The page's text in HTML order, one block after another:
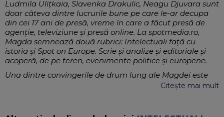
Ludmila Ulițkaia, Slavenka Drakulic, Neagu Djuvara sunt
doar câteva dintre lucrurile bune pe care le-ar decupa
din cei 17 ani de presă, vreme în care a făcut presă de
agenție, televiziune și presă online. La spotmedia.ro,
Magda semnează două rubrici: Intelectuali față cu
istoria și Spot on Europe. Scrie și analize și editoriale și
acoperă, de pe teren, evenimente politice și europene.
Una dintre convingerile de drum lung ale Magdei este
aceea că jurnalismul este o profesie de interval, care
Citește mai mult